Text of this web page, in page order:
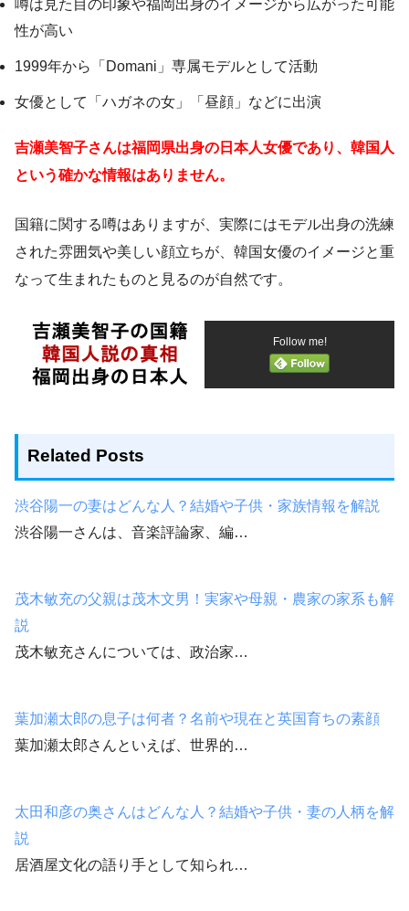
噂は見た目の印象や福岡出身のイメージから広がった可能
性が高い
1999年から「Domani」専属モデルとして活動
女優として「ハガネの女」「昼顔」などに出演
吉瀬美智子さんは福岡県出身の日本人女優であり、韓国人
という確かな情報はありません。
国籍に関する噂はありますが、実際にはモデル出身の洗練
された雰囲気や美しい顔立ちが、韓国女優のイメージと重
なって生まれたものと見るのが自然です。
Follow me!
Related Posts
渋谷陽一の妻はどんな人？結婚や子供・家族情報を解説
渋谷陽一さんは、音楽評論家、編…
茂木敏充の父親は茂木文男！実家や母親・農家の家系も解
説
茂木敏充さんについては、政治家…
葉加瀬太郎の息子は何者？名前や現在と英国育ちの素顔
葉加瀬太郎さんといえば、世界的…
太田和彦の奥さんはどんな人？結婚や子供・妻の人柄を解
説
居酒屋文化の語り手として知られ…